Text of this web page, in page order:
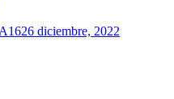
26 diciembre, 2022